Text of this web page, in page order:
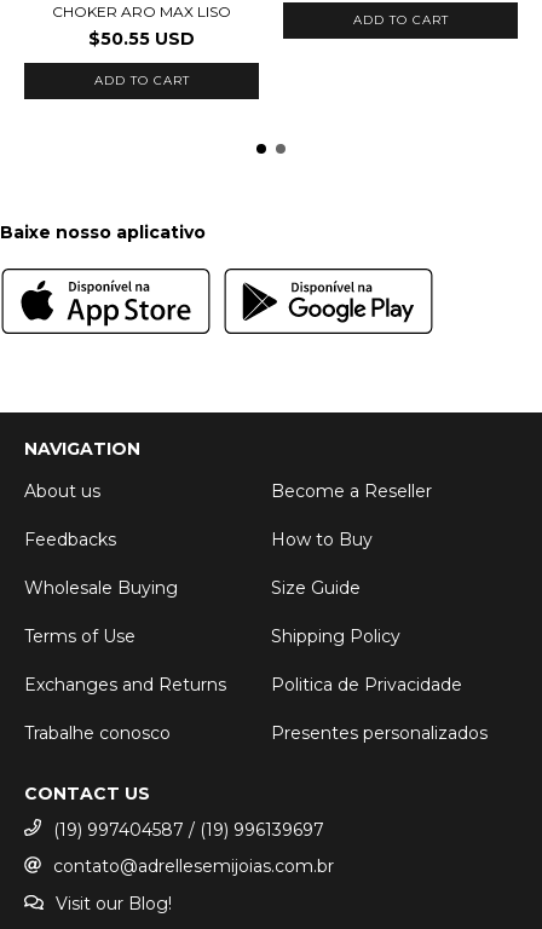
CHOKER ARO MAX LISO
$50.55 USD
ADD TO CART
ADD TO CART
Baixe nosso aplicativo
NAVIGATION
About us
Become a Reseller
Feedbacks How to Buy
Wholesale Buying Size Guide
Terms of Use Shipping Policy
Exchanges and Returns Politica de Privacidade
Trabalhe conosco Presentes personalizados
CONTACT US
(19) 997404587 / (19) 996139697
contato@adrellesemijoias.com.br
Visit our Blog!